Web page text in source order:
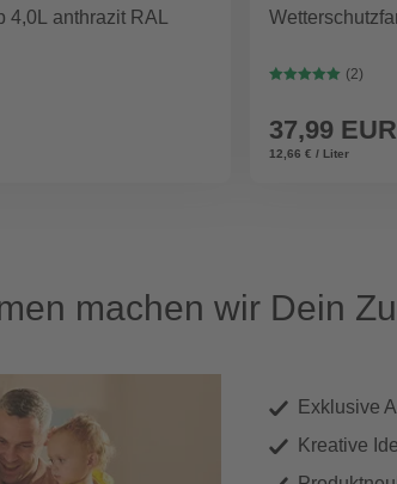
anthrazit RAL
(2)
37,99 EUR
12,66 € / Liter
machen wir Dein
Exklusive
Kreative